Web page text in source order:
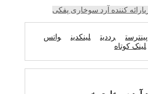
ارائه کننده آرد سوخاری پفکی
پینترست رددیت لینکدین
واتس
لینک کوتاه